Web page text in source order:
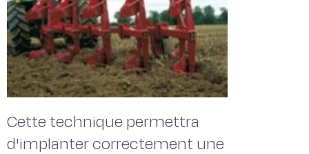
Cette technique permettra
d'implanter correctement une